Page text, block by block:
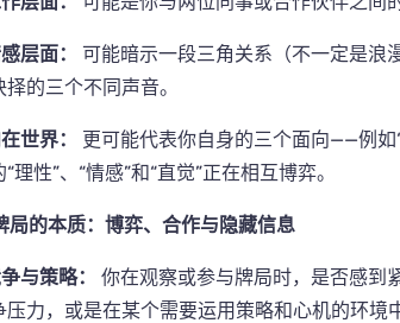
层面：
可能暗示一段三角关系（不一定是浪
择的三个不同声音。
世界：
更可能代表你自身的三个面向——例如
理性”、“情感”和“直觉”正在相互博弈。
局的本质：博弈、合作与隐藏信息
与策略：
你在观察或参与牌局时，是否感到
压力，或是在某个需要运用策略和心机的环境